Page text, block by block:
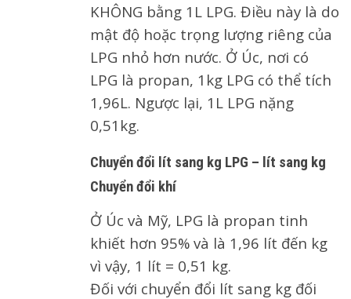
KHÔNG bằng 1L LPG. Điều này là do
mật độ hoặc trọng lượng riêng của
LPG nhỏ hơn nước. Ở Úc, nơi có
LPG là propan, 1kg LPG có thể tích
1,96L. Ngược lại, 1L LPG nặng
0,51kg.
Chuyển đổi lít sang kg LPG – lít sang kg
Chuyển đổi khí
Ở Úc và Mỹ, LPG là propan tinh
khiết hơn 95% và là 1,96 lít đến kg
vì vậy, 1 lít = 0,51 kg.
Đối với chuyển đổi lít sang kg đối